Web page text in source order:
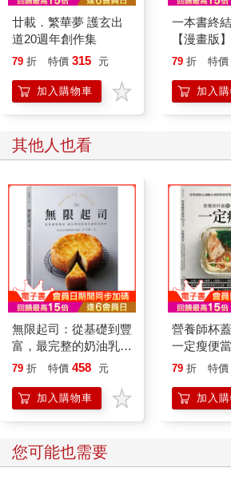
薑粉 2小匙
丁香 5粒（磨成粉狀）
胡椒與海鹽 1小撮
胡蘿蔔細絲 400 g（14 oz）
泡打粉 2小匙
胡桃（pecan）或核桃（walnut）碎粒
奶油 模具上油用
腰果 200 g（7 oz）（在冷水中浸泡隔夜
小時）
楓糖漿或金黃糖漿（golden syrup） 2大
海鹽 一小撮
希臘優格或冰島凝乳（skyr）、椰奶優
100 g（3½ oz）
無鹽開心果或胡蘿蔔造型杏仁膏（
作法
1. 首先準備配料與裝飾。將腰果瀝乾水分
放入食物處理機或果汁機，加入糖漿，一
鹽與優格，再度打至滑順的乳狀。放入小
用。
撒粉，接著製作蛋糕體。使用桌上型攪拌
打5分鐘，分次加入蛋，一次一顆，完全
廿載．繁華夢 護玄出
道20週年創作集
79 折 特價 315 元
加入購物車
一本書終
【漫畫版
行動」打
「行動派
學方法
79 折 特價
加入
其他人也看
無限起司：從基礎到豐
富，最完整的奶油乳酪
使用指南
79 折 特價 458 元
加入購物車
營養師杯
一定瘦便
&減醣&增
色，正常
79 折 特價
加入
您可能也需要